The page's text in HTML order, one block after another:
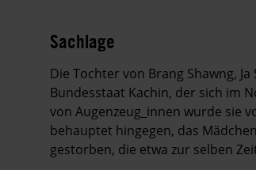
Sachlage
Die Tochter von Brang Shawng,
Bundesstaat Kachin, der sich im
von Augenzeug_innen wurde sie
behauptet hingegen, das
gestorben, die etwa zur selben